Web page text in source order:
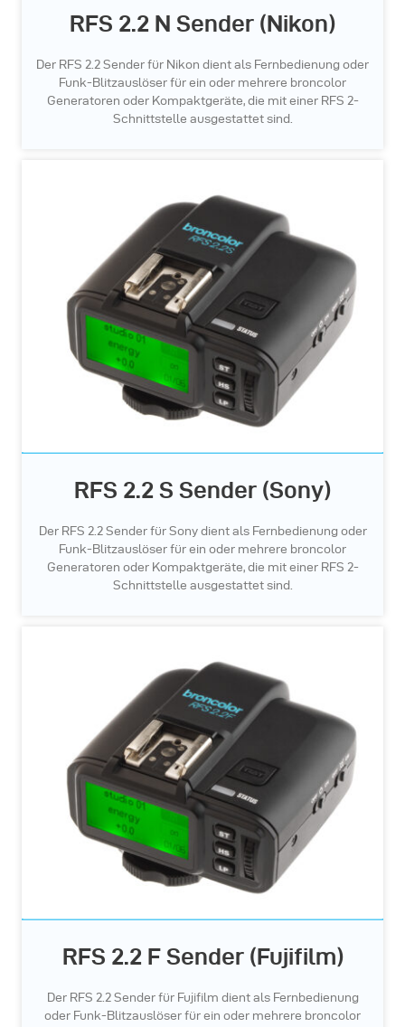
RFS 2.2 N Sender (Nikon)
Der RFS 2.2 Sender für Nikon dient als Fernbedienung oder
Funk-Blitzauslöser für ein oder mehrere broncolor
Generatoren oder Kompaktgeräte, die mit einer RFS 2-
Schnittstelle ausgestattet sind.
RFS 2.2 S Sender (Sony)
Der RFS 2.2 Sender für Sony dient als Fernbedienung oder
Funk-Blitzauslöser für ein oder mehrere broncolor
Generatoren oder Kompaktgeräte, die mit einer RFS 2-
Schnittstelle ausgestattet sind.
RFS 2.2 F Sender (Fujifilm)
Der RFS 2.2 Sender für Fujifilm dient als Fernbedienung
oder Funk-Blitzauslöser für ein oder mehrere broncolor